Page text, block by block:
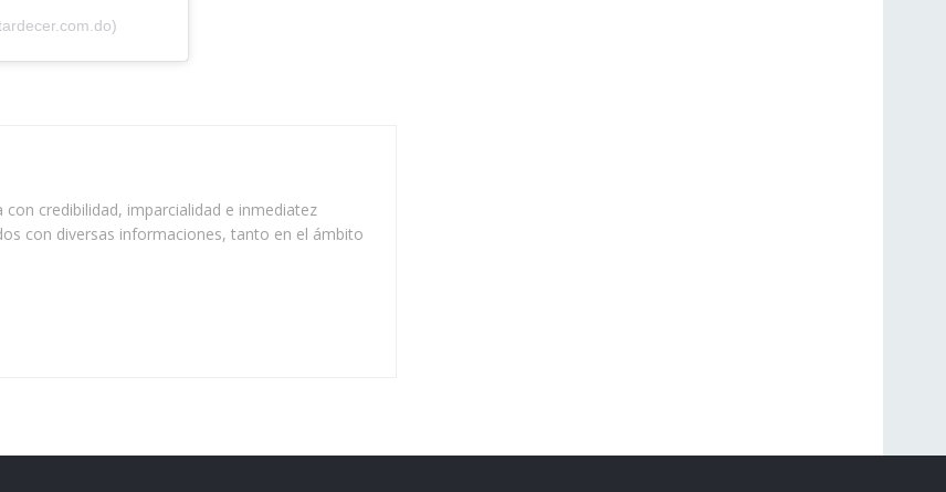
credibilidad, imparcialidad e inmediatez
con diversas informaciones, tanto en el ámbito